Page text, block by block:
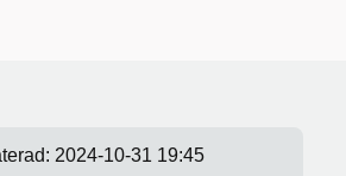
2024-10-31 19:45